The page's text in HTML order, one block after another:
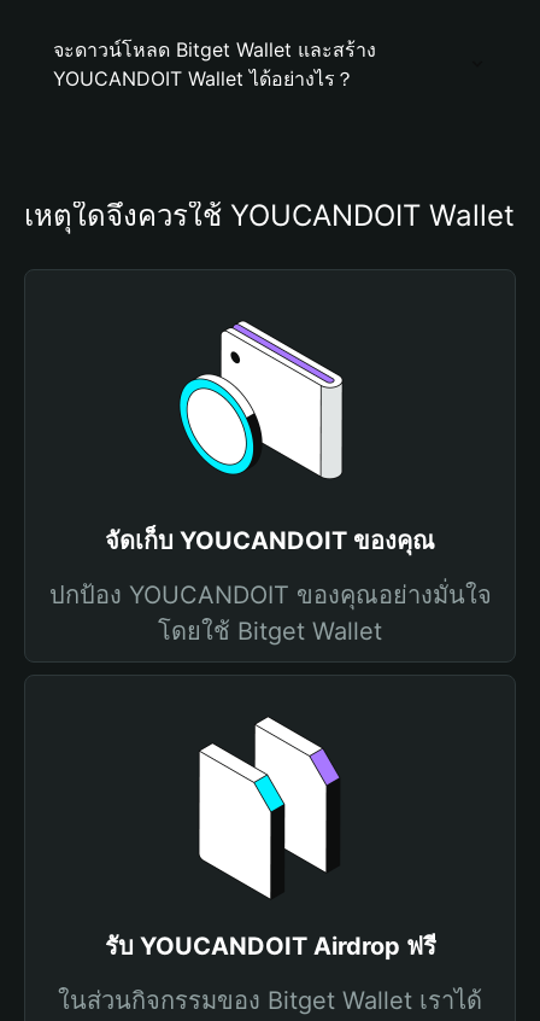
จะดาวน์โหลด Bitget Wallet และสร้าง
YOUCANDOIT Wallet ได้อย่างไร？
เหตุใดจึงควรใช้ YOUCANDOIT Wallet
จัดเก็บ YOUCANDOIT ของคุณ
ปกป้อง YOUCANDOIT ของคุณอย่างมั่นใจ
โดยใช้ Bitget Wallet
รับ YOUCANDOIT Airdrop ฟรี
ในส่วนกิจกรรมของ Bitget Wallet เราได้